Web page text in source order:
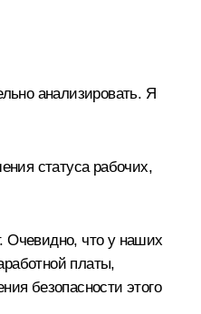
анализировать. Я
статуса рабочих,
Очевидно, что у наших
платы,
безопасности этого